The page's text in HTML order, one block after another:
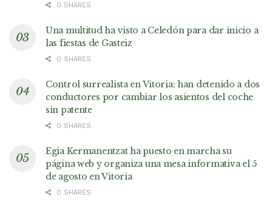
0 SHARES
Una multitud ha visto a Celedón para dar inicio a
las fiestas de Gasteiz
0 SHARES
Control surrealista en Vitoria: han detenido a dos
conductores por cambiar los asientos del coche
sin patente
0 SHARES
Egia Kermanentzat ha puesto en marcha su
página web y organiza una mesa informativa el 5
de agosto en Vitoria
0 SHARES